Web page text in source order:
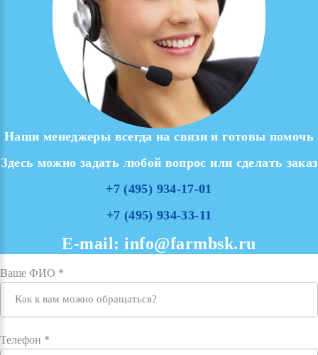
Наши менеджеры всегда на связи и готовы помочь
Здесь можно задать любой вопрос или сделать заказ
+7 (495) 934-17-01
+7 (495) 934-33-11
E-mail: info@farmbsk.ru
Ваше ФИО *
Телефон *